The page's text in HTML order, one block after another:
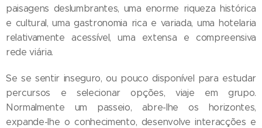
paisagens deslumbrantes, uma enorme riqueza histórica
e cultural, uma gastronomia rica e variada, uma hotelaria
relativamente acessível, uma extensa e compreensiva
rede viária.
Se se sentir inseguro, ou pouco disponível para estudar
percursos e selecionar opções, viaje em grupo.
Normalmente um passeio, abre-lhe os horizontes,
expande-lhe o conhecimento, desenvolve interacções e